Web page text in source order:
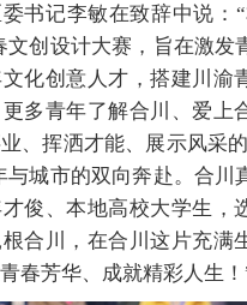
书记李敏在致辞中说：“
文创设计大赛，旨在激发
化创意人才，搭建川渝
多青年了解合川、爱上
、挥洒才能、展示风采
与城市的双向奔赴。合川
俊、本地高校大学生，
合川，在合川这片充满
春芳华、成就精彩人生！